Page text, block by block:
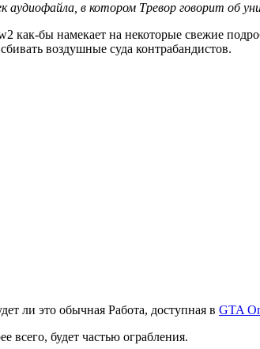
в котором Тревор говорит об
как-бы намекает на некоторые свежие
воздушные суда контрабандистов.
ли это обычная Работа, доступная в GTA
всего, будет частью ограбления.